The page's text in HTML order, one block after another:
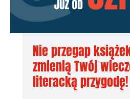
Nie przegap
zmienią Twój
literacką przygodę!